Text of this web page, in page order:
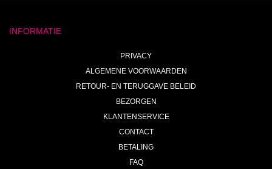
INFORMATIE
PRIVACY
ALGEMENE VOORWAARDEN
RETOUR- EN TERUGGAVE BELEID
BEZORGEN
KLANTENSERVICE
CONTACT
BETALING
FAQ